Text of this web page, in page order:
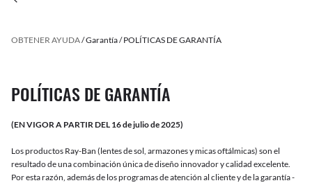
OBTENER AYUDA Garantía POLÍTICAS DE GARANTÍA
POLÍTICAS DE GARANTÍA
(EN VIGOR A PARTIR DEL 16 de julio de 2025)
Los productos Ray-Ban (lentes de sol, armazones y micas oftálmicas) son el
resultado de una combinación única de diseño innovador y calidad excelente.
Por esta razón, además de los programas de atención al cliente y de la garantía -